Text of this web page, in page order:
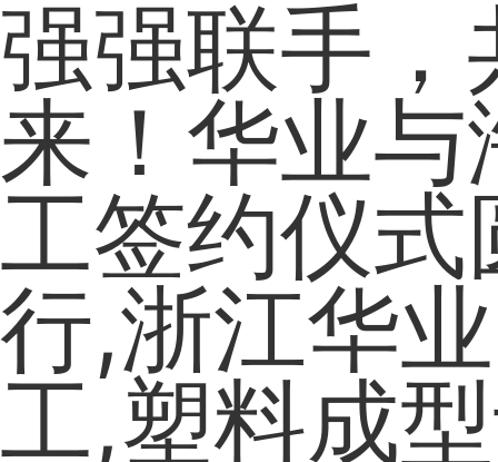
强强联手，
来！华业与
工签约仪式
行,浙江华
工,塑料成